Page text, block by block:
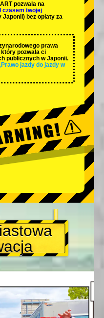
pozwala na
czasem twojej
bez opłaty za
prawa
pozwala ci
publicznych w Japonii.
jazdy do jazdy w